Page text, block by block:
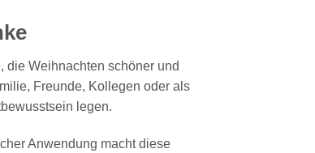
Weihnachten schöner und
Freunde, Kollegen oder als
legen.
Anwendung macht diese